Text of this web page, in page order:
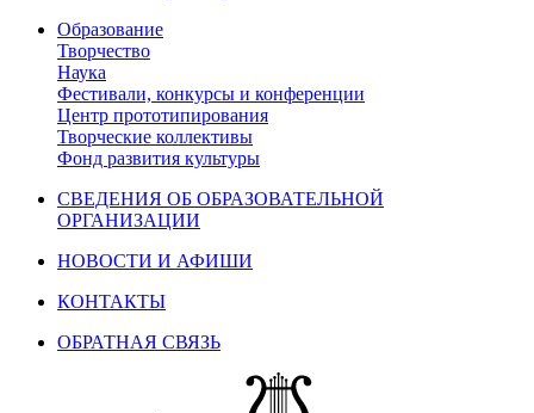
Образование
Творчество
Наука
Фестивали, конкурсы и конференции
Центр прототипирования
Творческие коллективы
Фонд развития культуры
СВЕДЕНИЯ ОБ ОБРАЗОВАТЕЛЬНОЙ
ОРГАНИЗАЦИИ
НОВОСТИ И АФИШИ
КОНТАКТЫ
ОБРАТНАЯ СВЯЗЬ